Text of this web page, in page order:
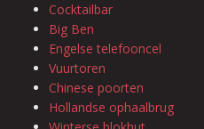
Cocktailbar
Big Ben
Engelse telefooncel
Vuurtoren
Chinese poorten
Hollandse ophaalbrug